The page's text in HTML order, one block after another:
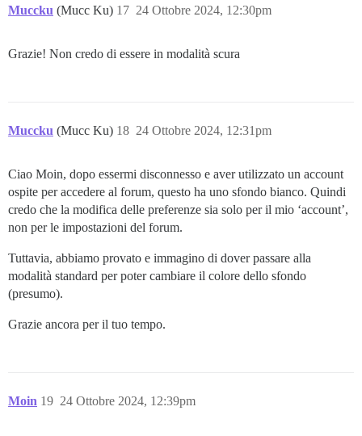
Muccku (Mucc Ku) 24 Ottobre 2024, 12:30pm
17
Grazie! Non credo di essere in modalità scura
Muccku (Mucc Ku) 24 Ottobre 2024, 12:31pm
18
Ciao Moin, dopo essermi disconnesso e aver utilizzato un account
ospite per accedere al forum, questo ha uno sfondo bianco. Quindi
credo che la modifica delle preferenze sia solo per il mio ‘account’,
non per le impostazioni del forum.
Tuttavia, abbiamo provato e immagino di dover passare alla
modalità standard per poter cambiare il colore dello sfondo
(presumo).
Grazie ancora per il tuo tempo.
Moin 24 Ottobre 2024, 12:39pm
19